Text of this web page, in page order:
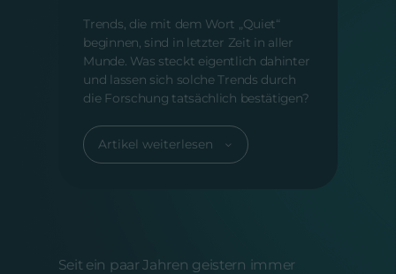
Trends, die mit dem Wort „Quiet“
beginnen, sind in letzter Zeit in aller
Munde. Was steckt eigentlich dahinter
und lassen sich solche Trends durch
die Forschung tatsächlich bestätigen?
Artikel weiterlesen
Seit ein paar Jahren geistern immer